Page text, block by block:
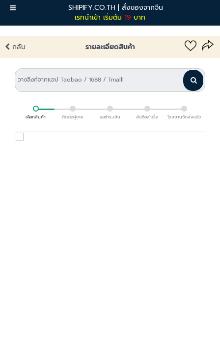
SHIPIFY.CO.TH | สั่งของจากจีน
เรทนำเข้า เริ่มต้น 19 บาท
เมนู
กลับ รายละเอียดสินค้า
เลือกสินค้า ติดต่อผู้ขาย รอชำระเงิน สั่งซื้อสำเร็จ โรงงานจัดส่งแล้ว